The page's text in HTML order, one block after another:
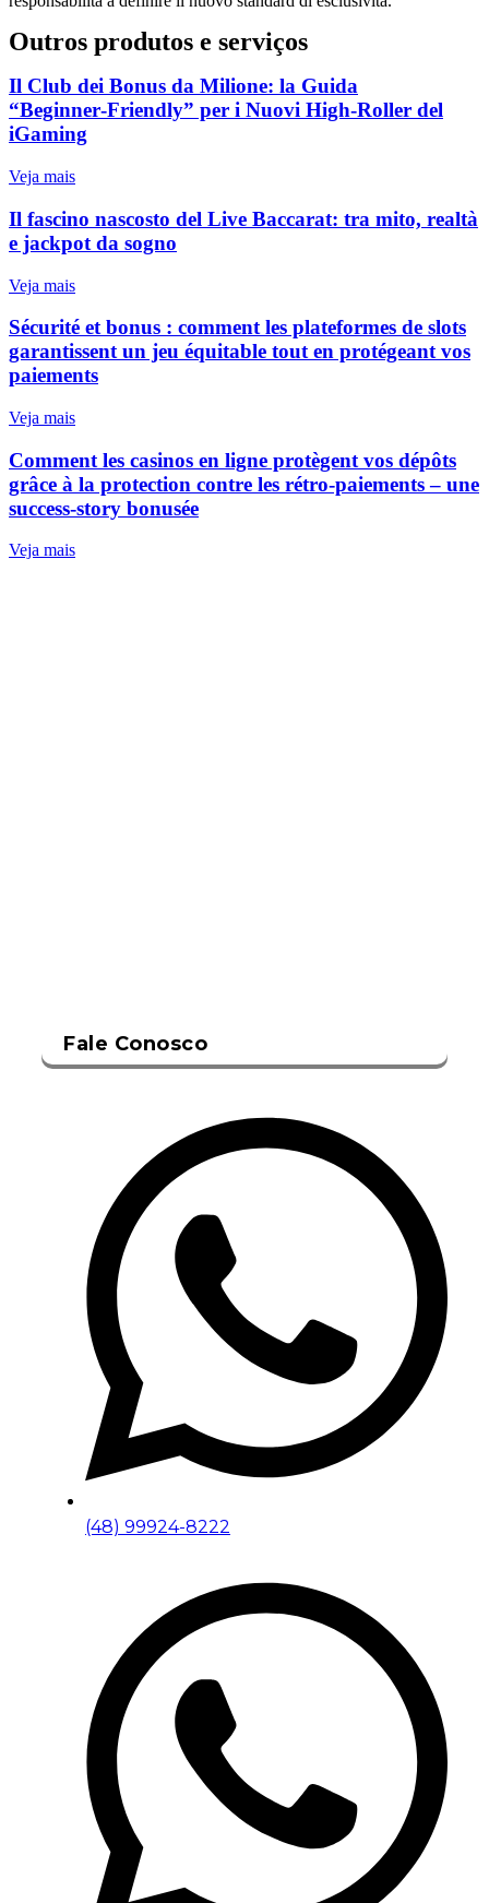
Outros produtos e serviços
Il Club dei Bonus da Milione: la Guida
“Beginner‑Friendly” per i Nuovi High‑Roller del
iGaming
Veja mais
Il fascino nascosto del Live Baccarat: tra mito, realtà
e jackpot da sogno
Veja mais
Sécurité et bonus : comment les plateformes de slots
garantissent un jeu équitable tout en protégeant vos
paiements
Veja mais
Comment les casinos en ligne protègent vos dépôts
grâce à la protection contre les rétro‑paiements – une
success‑story bonusée
Veja mais
Fale Conosco
(48) 99924-8222